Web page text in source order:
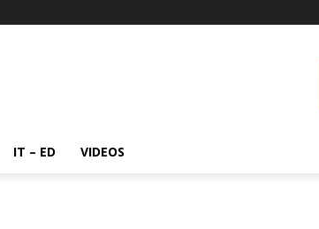
IT – ED VIDEOS